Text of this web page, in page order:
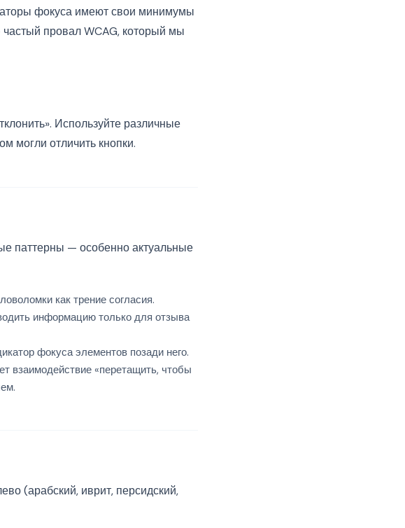
фокуса имеют свои минимумы
провал WCAG, который мы
Используйте различные
могли отличить кнопки.
паттерны — особенно актуальные
как трение согласия.
информацию только для отзыва
фокуса элементов позади него.
взаимодействие «перетащить, чтобы
(арабский, иврит, персидский,